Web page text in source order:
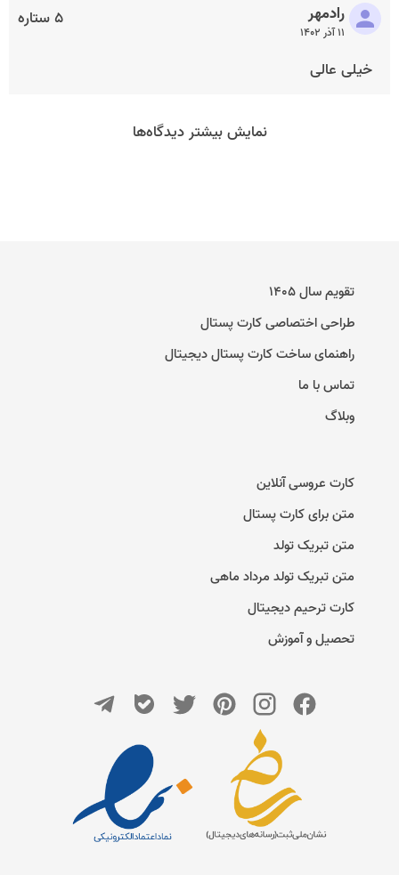
۵ ستاره رادمهر
۱۱ آذر ۱۴۰۲
خیلی عالی
نمایش بیشتر دیدگاه‌ها
تقویم سال ۱۴۰۵
طراحی اختصاصی کارت پستال
راهنمای ساخت کارت پستال دیجیتال
تماس با ما
وبلاگ
کارت عروسی آنلاین
متن برای کارت پستال
متن تبریک تولد
متن تبریک تولد مرداد ماهی
کارت ترحیم دیجیتال
تحصیل و آموزش